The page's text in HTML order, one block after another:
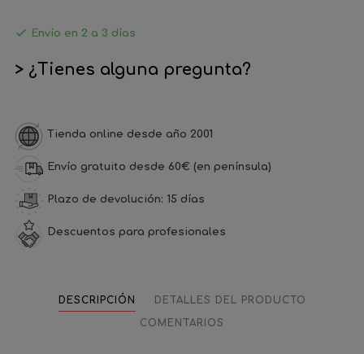
 Envío en 2 a 3 días
> ¿Tienes alguna pregunta?
Tienda online desde año 2001
Envío gratuito desde 60€ (en península)
Plazo de devolución: 15 días
Descuentos para profesionales
DESCRIPCIÓN
DETALLES DEL PRODUCTO
COMENTARIOS